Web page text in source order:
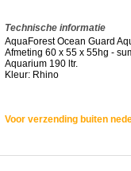
schroeven
en
scharnieren
Technische informatie
AquaForest Ocean Guard
Afmeting 60 x 55 x 55hg -
Aquarium 190 ltr.
Kleur: Rhino
Voor verzending buiten